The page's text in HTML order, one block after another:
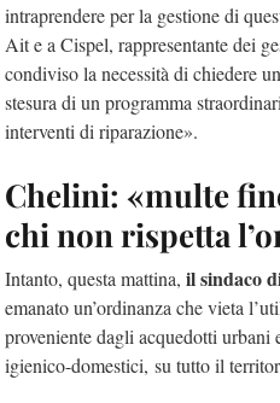
intraprendere per la gestione di
Ait e a Cispel, rappresentante dei
condiviso la necessità di chiedere
stesura di un programma
interventi di riparazione».
Chelini: «multe
chi non rispetta
Intanto, questa mattina, il sindaco
emanato un’ordinanza che vieta
proveniente dagli acquedotti
igienico-domestici, su tutto il